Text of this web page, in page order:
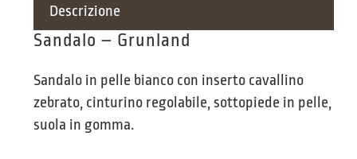
Descrizione
Sandalo – Grunland
Sandalo in pelle bianco con inserto cavallino
zebrato, cinturino regolabile, sottopiede in pelle,
suola in gomma.